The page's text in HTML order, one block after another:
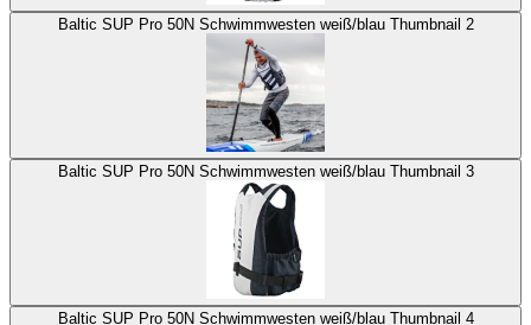
Baltic SUP Pro 50N Schwimmwesten weiß/blau Thumbnail 2
Baltic SUP Pro 50N Schwimmwesten weiß/blau Thumbnail 3
Baltic SUP Pro 50N Schwimmwesten weiß/blau Thumbnail 4